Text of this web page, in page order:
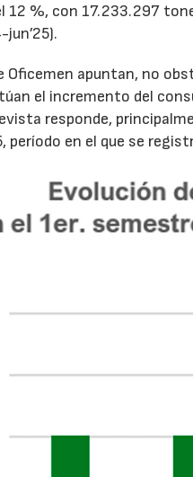
12 %, con 17.233.297
Oficemen apuntan, no
el incremento del
responde,
período en el que se